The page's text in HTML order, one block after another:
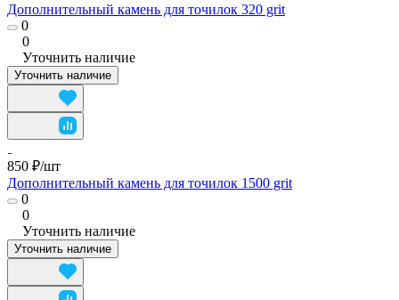
Дополнительный камень для точилок 320 grit
0
0
Уточнить наличие
Уточнить наличие
850 ₽/шт
Дополнительный камень для точилок 1500 grit
0
0
Уточнить наличие
Уточнить наличие